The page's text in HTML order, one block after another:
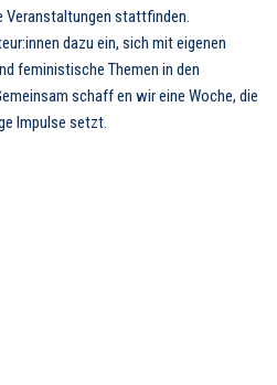
Veranstaltungen stattfinden.
dazu ein, sich mit eigenen
feministische Themen in den
schaff en wir eine Woche, die
Impulse setzt.